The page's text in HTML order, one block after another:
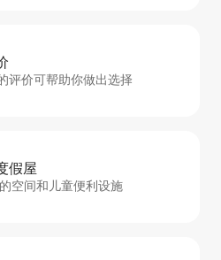
评价可帮助你做出选择
假屋
空间和儿童便利设施